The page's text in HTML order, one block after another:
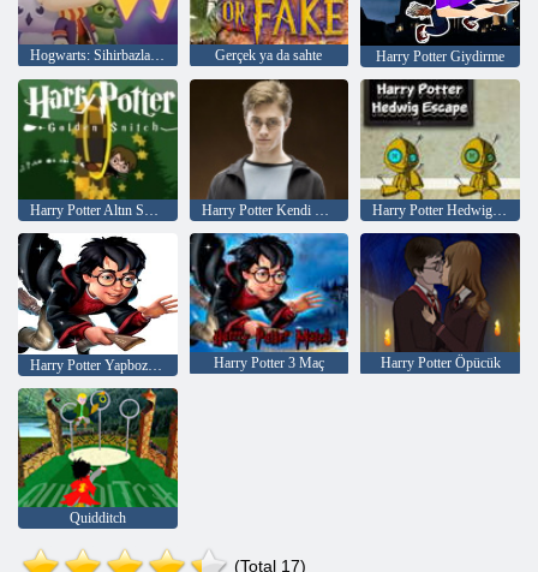
Hogwarts: Sihirbazlar Savaşı Gerçek ya da sahte Harry Potter Giydirme
Harry Potter Altın Snitch Harry Potter Kendi Sihirbaz Yap Harry Potter Hedwig'den Kaçış
Harry Potter 3 Maç Harry Potter Öpücük
Quidditch
(Total 17)